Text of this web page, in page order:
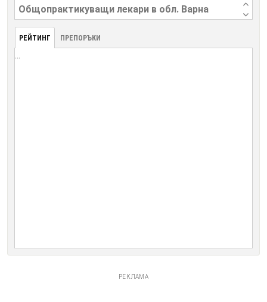
РЕЙТИНГ ПРЕПОРЪКИ
...
РЕКЛАМА